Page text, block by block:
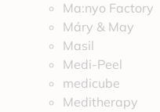
Ma:nyo Factory
Máry & May
Masil
Medi-Peel
medicube
Meditherapy